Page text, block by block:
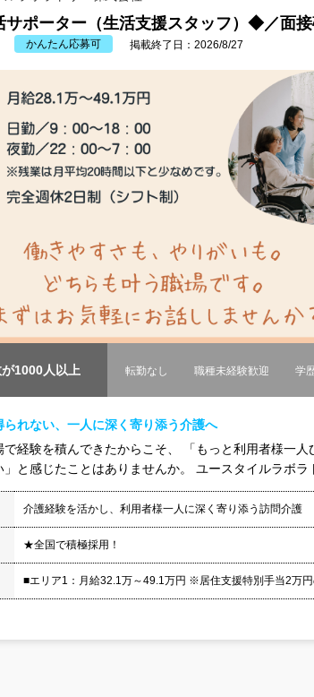
サポーター（生活支援スタッフ）◆／面
かんたん応募可 掲載終了日：2026/8/27
1000人以上 転勤なし 職種未経験歓迎 学
られない、一人に深く寄り添う介護へ
で経験を積んできたからこそ、 「もっと利用者様一
」と感じたことはありませんか。 ユースタイルラボラ
介護経験を活かし、利用者様一人に深く寄り添う訪問介護
★全国で積極採用！
■エリア1：月給32.1万～49.1万円 ※居住支援特別手当2万円